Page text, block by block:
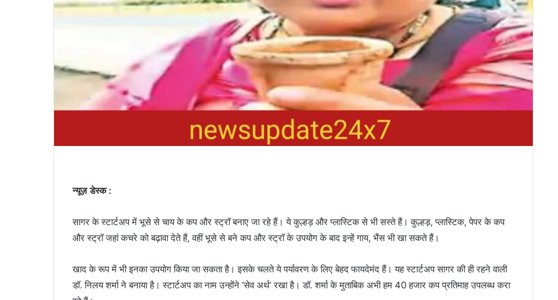
न्यूज़ डेस्क :
सागर के स्टार्टअप में भूसे से चाय के कप और स्ट्रॉ बनाए जा रहे हैं। ये कुल्हड़ और प्लास्टिक से भी सस्ते हैं। कुल्हड़, प्लास्टिक, पेपर के कप
और स्ट्रॉ जहां कचरे को बढ़ावा देते हैं, वहीं भूसे से बने कप और स्ट्रॉ के उपयोग के बाद इन्हें गाय, भैंस भी खा सकते हैं।
खाद के रूप में भी इनका उपयोग किया जा सकता है। इसके चलते ये पर्यावरण के लिए बेहद फायदेमंद हैं। यह स्टार्टअप सागर की ही रहने वाली
डॉ. निलय शर्मा ने बनाया है। स्टार्टअप का नाम उन्होंने ‘सेव अर्थ’ रखा है। डॉ. शर्मा के मुताबिक अभी हम 40 हजार कप प्रतिमाह उपलब्ध करा